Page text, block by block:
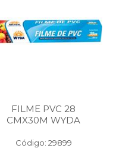
FILME PVC 28
CMX30M WYDA
Código: 29899